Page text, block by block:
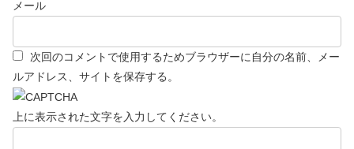
メール
次回のコメントで使用するためブラウザーに自分の名前、メー
ルアドレス、サイトを保存する。
上に表示された文字を入力してください。